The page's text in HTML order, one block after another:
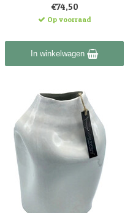
€74,50
Op voorraad
In winkelwagen